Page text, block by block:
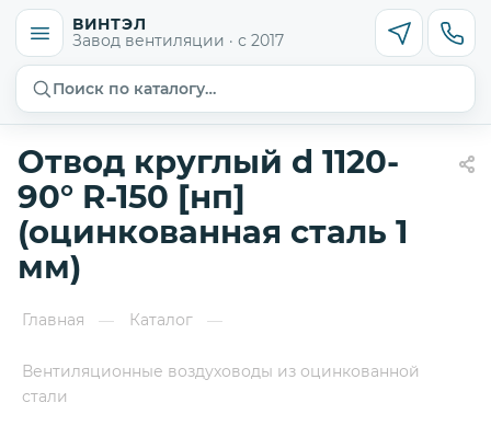
ВИНТЭЛ
Завод вентиляции · с 2017
Поиск по каталогу…
Отвод круглый d 1120-
90° R-150 [нп]
(оцинкованная сталь 1
мм)
Главная — Каталог —
Вентиляционные воздуховоды из оцинкованной
стали